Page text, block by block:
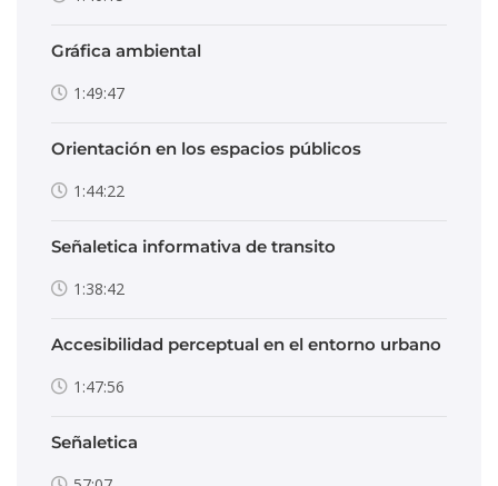
Gráfica ambiental
1:49:47
Orientación en los espacios públicos
1:44:22
Señaletica informativa de transito
1:38:42
Accesibilidad perceptual en el entorno urbano
1:47:56
Señaletica